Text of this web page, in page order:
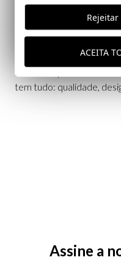
Compre agora e
impecável, envio rápido
define a La Garrocha®.
tem tudo: qualidade,
Assine a
Rejeitar
ACEITA